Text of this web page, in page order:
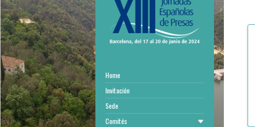
Home
Invitación
Sede
Comités